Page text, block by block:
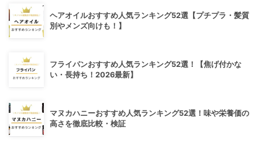
ヘアオイルおすすめ人気ランキング52選【プチプラ・髪質
別やメンズ向けも！】
フライパンおすすめ人気ランキング52選！【焦げ付かな
い・長持ち！2026最新】
マヌカハニーおすすめ人気ランキング52選！味や栄養価の
高さを徹底比較・検証